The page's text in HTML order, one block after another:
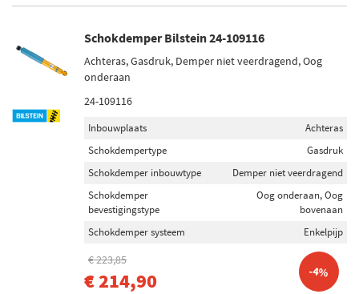
Schokdemper Bilstein 24-109116
Achteras, Gasdruk, Demper niet veerdragend, Oog
onderaan
24-109116
Inbouwplaats
Achteras
Schokdempertype
Gasdruk
Schokdemper inbouwtype
Demper niet veerdragend
Schokdemper
bevestigingstype
Oog onderaan, Oog
bovenaan
Schokdemper systeem
Enkelpijp
€ 223,85
€ 214,90 -4%